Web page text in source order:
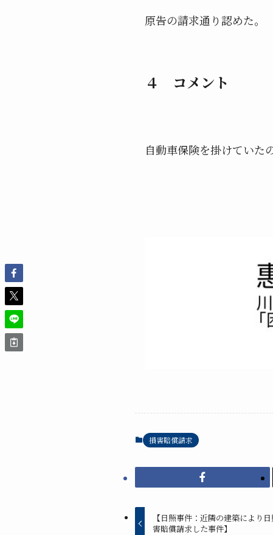
原告の請求通り認めた。
４ コメント
自動車保険を掛けていた
損害賠償請求
【日照事件：近隣の建築により
害賠償請求した事件】